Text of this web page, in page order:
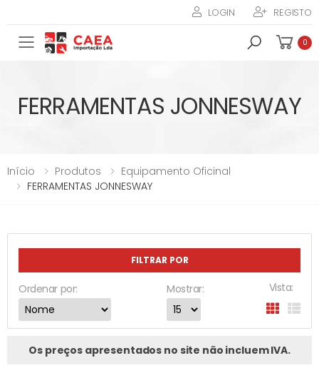
LOGIN REGISTO
Toggle mobile menu 0
FERRAMENTAS JONNESWAY
Início Produtos
Equipamento Oficinal
FERRAMENTAS JONNESWAY
FILTRAR POR
Ordenar por: Mostrar: Vista:
Os preços apresentados no site não incluem IVA.